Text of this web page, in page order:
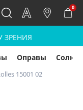
0
ЗРЕНИЯ
Оправы
15001 02